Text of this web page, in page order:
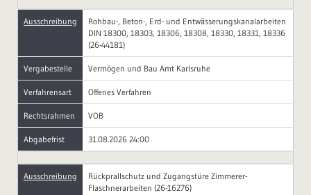
Ausschreibung
Rohbau-, Beton-, Erd- und Entwässerungskanalarbeiten
DIN 18300, 18303, 18306, 18308, 18330, 18331, 18336
(26-44181)
Vergabestelle Vermögen und Bau Amt Karlsruhe
Verfahrensart Offenes Verfahren
Rechtsrahmen VOB
Abgabefrist 31.08.2026 24:00
Ausschreibung
Rückprallschutz und Zugangstüre Zimmerer-
Flaschnerarbeiten (26-16276)